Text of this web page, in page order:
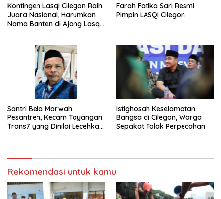
Kontingen Lasqi Cilegon Raih
Juara Nasional, Harumkan
Nama Banten di Ajang Lasqi
Farah Fatika Sari Resmi
Pimpin LASQI Cilegon
Santri Bela Marwah
Pesantren, Kecam Tayangan
Trans7 yang Dinilai Lecehkan
Istighosah Keselamatan
Bangsa di Cilegon, Warga
Sepakat Tolak Perpecahan
Rekomendasi untuk kamu